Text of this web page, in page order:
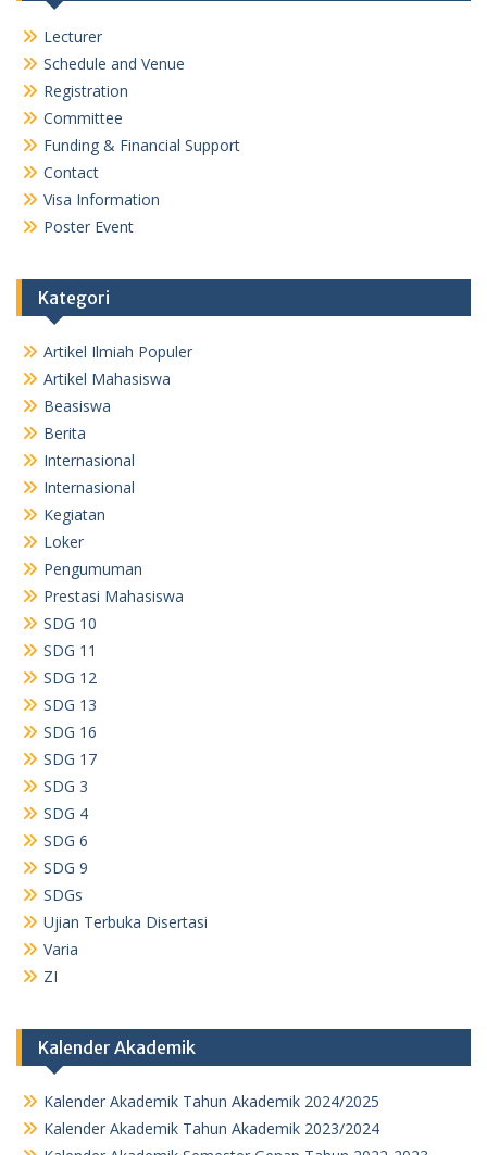
Lecturer
Schedule and Venue
Registration
Committee
Funding & Financial Support
Contact
Visa Information
Poster Event
Kategori
Artikel Ilmiah Populer
Artikel Mahasiswa
Beasiswa
Berita
Internasional
Internasional
Kegiatan
Loker
Pengumuman
Prestasi Mahasiswa
SDG 10
SDG 11
SDG 12
SDG 13
SDG 16
SDG 17
SDG 3
SDG 4
SDG 6
SDG 9
SDGs
Ujian Terbuka Disertasi
Varia
ZI
Kalender Akademik
Kalender Akademik Tahun Akademik 2024/2025
Kalender Akademik Tahun Akademik 2023/2024